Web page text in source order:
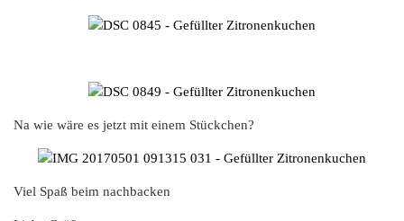
Na wie wäre es jetzt mit einem Stückchen?
Viel Spaß beim nachbacken